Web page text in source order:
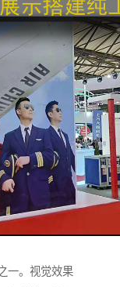
一。视觉效果